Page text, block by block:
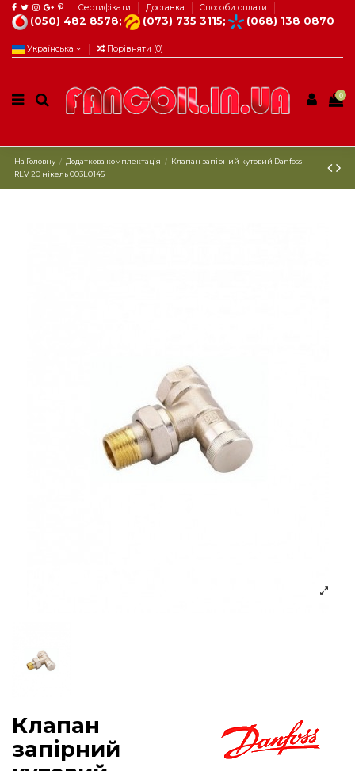
Сертифікати Доставка Способи оплати
(050) 482 8578; (073) 735 3115; (068) 138 0870
Українська Порівняти (0)
0
На Головну Додаткова комплектація
Клапан запірний кутовий Danfoss
RLV 20 нікель 003L0145
Клапан
запірний